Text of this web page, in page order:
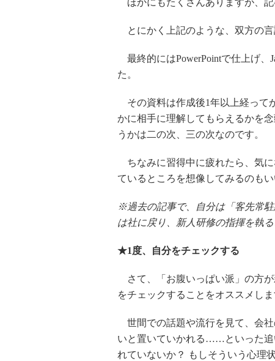
ほかにもたくさんありますが、記
とにかく上記のような、双方の言
最終的にはPowerPointで仕上げ、
た。
その資料は作成後1年以上経って
かに相手に理解してもらえるかを
うかは二の次、三の次なのです。
ちなみに習得中に疲れたら、気
ているところを想像してみるのもい
※過去の記事で、自分は「客先常
は社に戻り、新人研修の指揮を執る
★1度、自分をチェックする
さて、「お腹いっぱい派」の方
をチェックすることをオススメしま
世間での話題や流行を見て、会
いと置いていかれる……といった追
れていないか？ もしそういう心理